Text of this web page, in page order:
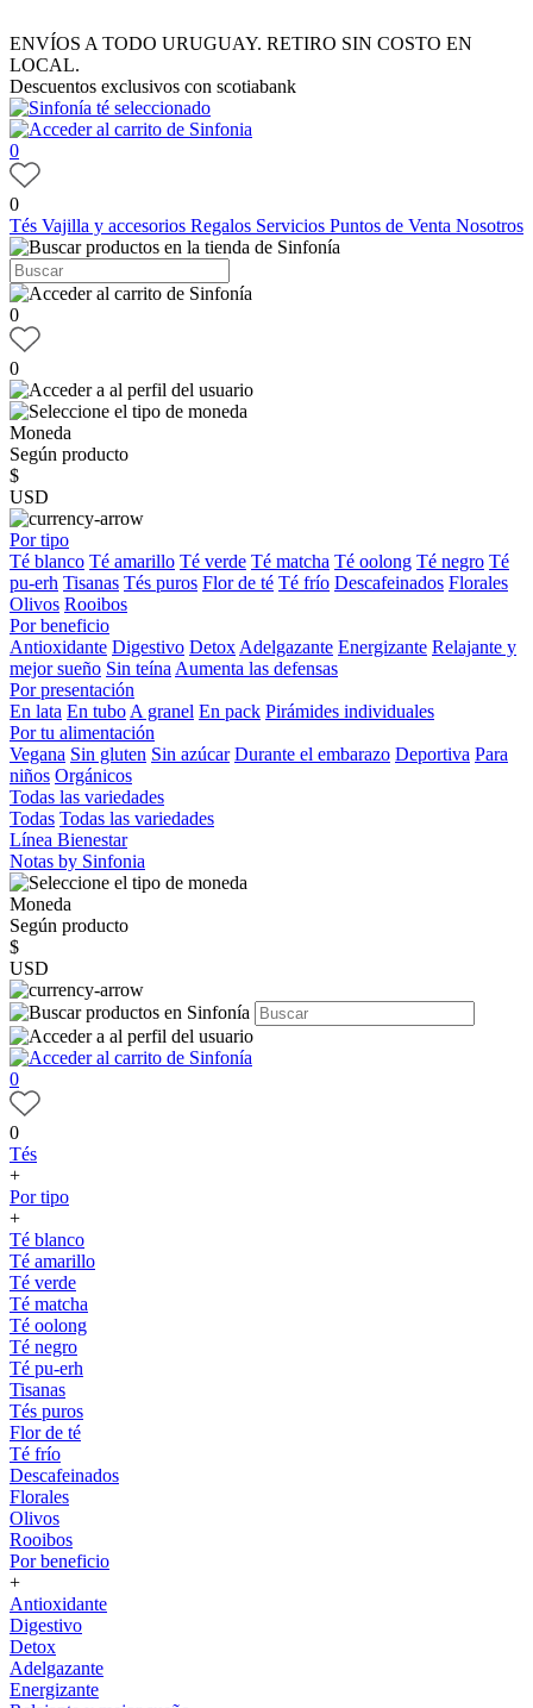
ENVÍOS A TODO URUGUAY. RETIRO SIN COSTO EN
LOCAL.
Descuentos exclusivos con scotiabank
0
0
Tés Vajilla y accesorios Regalos Servicios Puntos de Venta Nosotros
0
0
Moneda
Según producto
$
USD
Por tipo
Té blanco Té amarillo Té verde Té matcha Té oolong Té negro Té
pu-erh Tisanas Tés puros Flor de té Té frío Descafeinados Florales
Olivos Rooibos
Por beneficio
Antioxidante Digestivo Detox Adelgazante Energizante Relajante y
mejor sueño Sin teína Aumenta las defensas
Por presentación
En lata En tubo A granel En pack Pirámides individuales
Por tu alimentación
Vegana Sin gluten Sin azúcar Durante el embarazo Deportiva Para
niños Orgánicos
Todas las variedades
Todas Todas las variedades
Línea Bienestar
Notas by Sinfonia
Moneda
Según producto
$
USD
0
0
Tés
+
Por tipo
+
Té blanco
Té amarillo
Té verde
Té matcha
Té oolong
Té negro
Té pu-erh
Tisanas
Tés puros
Flor de té
Té frío
Descafeinados
Florales
Olivos
Rooibos
Por beneficio
+
Antioxidante
Digestivo
Detox
Adelgazante
Energizante